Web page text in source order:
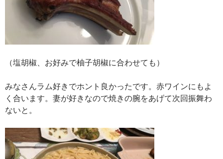
（塩胡椒、お好みで柚子胡椒に合わせても）
みなさんラム好きでホント良かったです。赤ワインにもよ
く合います。妻が好きなので焼きの腕をあげて次回振舞わ
ないと。